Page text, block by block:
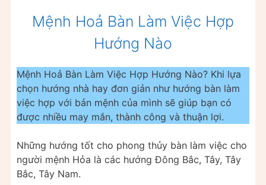
Mệnh Hoả Bàn Làm Việc Hợp
Hướng Nào
Mệnh Hoả Bàn Làm Việc Hợp Hướng Nào? Khi lựa
chọn hướng nhà hay đơn giản như hướng bàn làm
việc hợp với bản mệnh của mình sẽ giúp bạn có
được nhiều may mắn, thành công và thuận lợi.
Những hướng tốt cho phong thủy bàn làm việc cho
người mệnh Hỏa là các hướng Đông Bắc, Tây, Tây
Bắc, Tây Nam.